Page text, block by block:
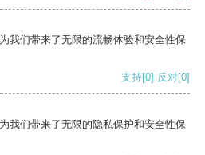
我们带来了无限的流畅体验和安全性保
支持[0] 反对[0]
我们带来了无限的隐私保护和安全性保